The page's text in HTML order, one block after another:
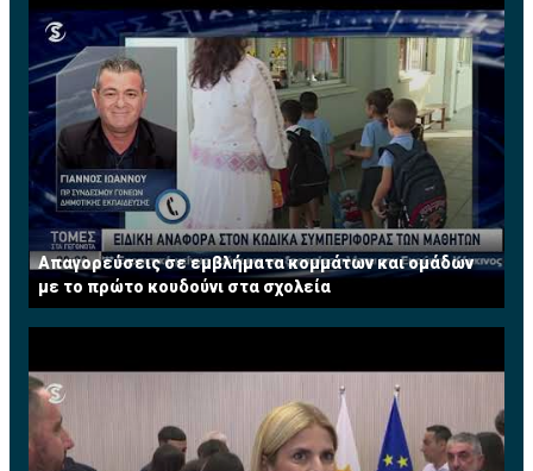
Απαγορεύσεις σε εμβλήματα κομμάτων και ομάδων
με το πρώτο κουδούνι στα σχολεία